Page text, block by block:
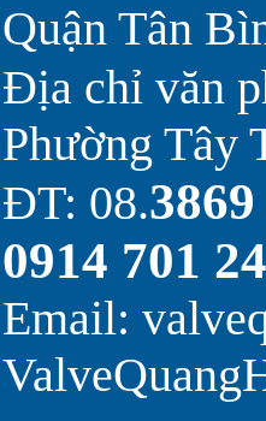
Quận Tân
Địa chỉ văn
Phường Tây
ĐT: 08.
0914 701
Email: